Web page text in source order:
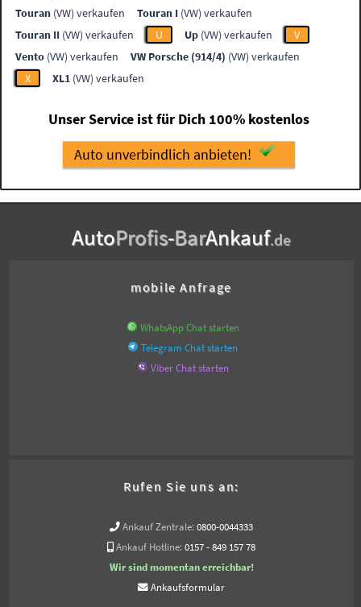
Touran (VW) verkaufen Touran I (VW) verkaufen
Touran II (VW) verkaufen U Up (VW) verkaufen
V
Vento (VW) verkaufen VW Porsche (914/4) (VW) verkaufen
X
XL1 (VW) verkaufen
Unser Service ist für Dich 100% kostenlos
Auto unverbindlich anbieten!
AutoProfis-BarAnkauf.de
mobile Anfrage
WhatsApp Chat starten
Telegram Chat starten
Viber Chat starten
Rufen Sie uns an:
Ankauf Zentrale: 0800-0044333
Ankauf Hotline: 0157 - 849 157 78
Wir sind momentan erreichbar!
Ankaufsformular